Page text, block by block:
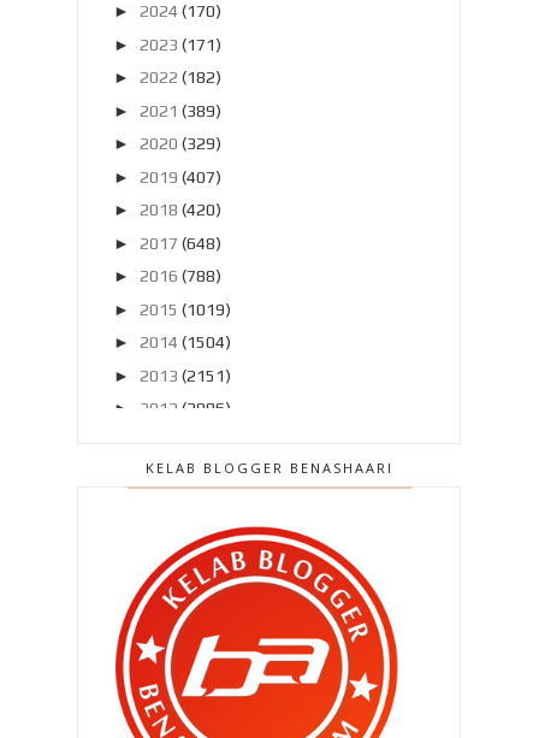
► 2024 (170)
► 2023 (171)
► 2022 (182)
► 2021 (389)
► 2020 (329)
► 2019 (407)
► 2018 (420)
► 2017 (648)
► 2016 (788)
► 2015 (1019)
► 2014 (1504)
► 2013 (2151)
► 2012 (2986)
►Disember 2011(303)
Buat mereka yang bakal
menyambut baby atau nak bag...
UMNO kata ok ! PAS kata ok ! ADIL
kata ok !
Sebelum dan selepas pilihanraya ..
KELAB BLOGGER BENASHAARI